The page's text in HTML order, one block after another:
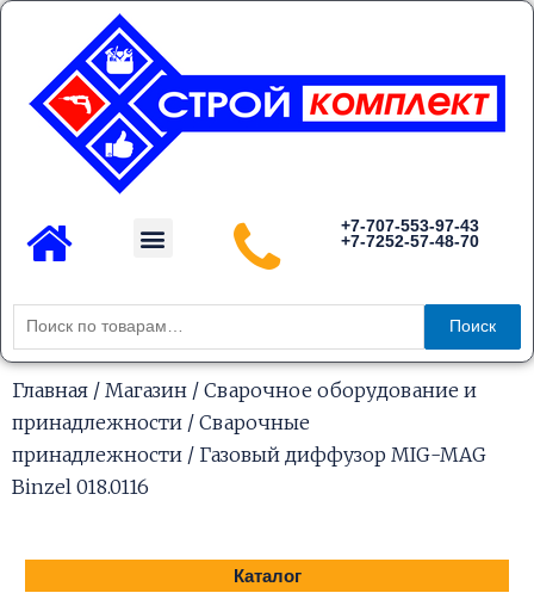
Перейти
содержимому
Menu
+7-707-553-97-43
+7-7252-57-48-70
Искать:
Поиск
Главная / Магазин / Сварочное оборудование и
принадлежности / Сварочные
принадлежности / Газовый диффузор MIG-MAG
Binzel 018.0116
Каталог